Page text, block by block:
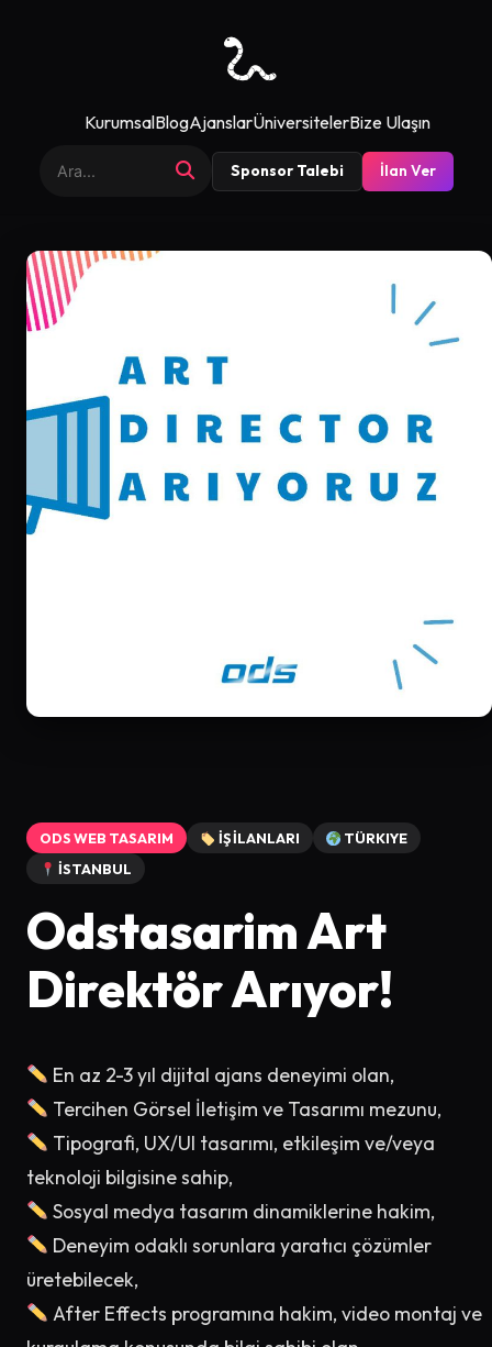
KurumsalBlogAjanslarÜniversitelerBize Ulaşın
Sponsor Talebi İlan Ver
ODS WEB TASARIM İŞ İLANLARI
TÜRKIYE
İSTANBUL
Odstasarim Art
Direktör Arıyor!
En az 2-3 yıl dijital ajans deneyimi olan,
Tercihen Görsel İletişim ve Tasarımı mezunu,
Tipografi, UX/UI tasarımı, etkileşim ve/veya
teknoloji bilgisine sahip,
Sosyal medya tasarım dinamiklerine hakim,
Deneyim odaklı sorunlara yaratıcı çözümler
üretebilecek,
After Effects programına hakim, video montaj ve